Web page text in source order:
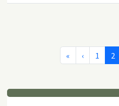
«第一頁
‹上一頁
1 2
下中區域內容